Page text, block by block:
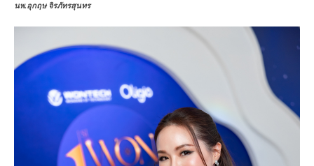
นพ.อุกฤษ จิรภัทรสุนทร